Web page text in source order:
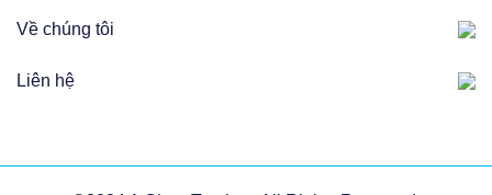
Về chúng tôi
Liên hệ